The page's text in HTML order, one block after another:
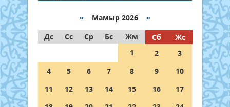
« Мамыр 2026 »
Дс
Сс Ср Бс Жм Сб
Жс
1
2
3
4
5 6 7 8 9
10
11
12 13 14 15 16
17